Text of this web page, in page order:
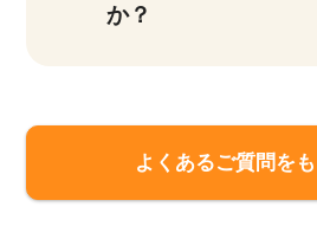
か？
よくあるご質問を